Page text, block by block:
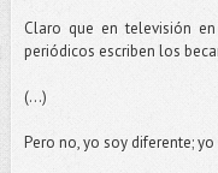
Claro que en televisión
periódicos escriben los
(...)
Pero no, yo soy diferente; yo